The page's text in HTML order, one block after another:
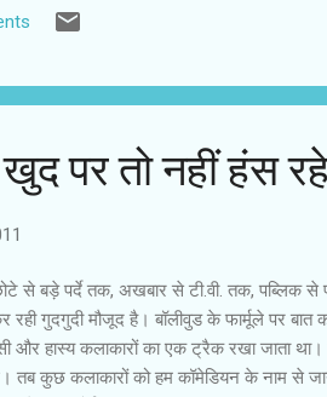
नकल करने की कोशिश की। इस भटकाव में उन्हें
भी भरती जा रही थी। कहीं न कहीं...
पर तो नहीं हंस
से बड़े पर्दे तक, अखबार से टी.वी. तक, पब्लिक से
रही गुदगुदी मौजूद है। बॉलीवुड के फार्मूले पर
और हास्य कलाकारों का एक ट्रैक रखा जाता
तब कुछ कलाकारों को हम कॉमेडियन के नाम से